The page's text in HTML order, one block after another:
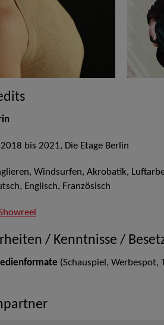
2018 bis 2021, Die Etage Berlin
Windsurfen, Akrobatik,
Englisch, Französisch
/ Kenntnisse /
(Schauspiel, Werbespot,